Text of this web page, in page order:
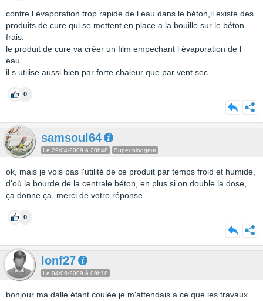
contre l évaporation trop rapide de l eau dans le béton,il existe des
produits de cure qui se mettent en place a la bouille sur le béton
frais.
le produit de cure va créer un film empechant l évaporation de l
eau.
il s utilise aussi bien par forte chaleur que par vent sec.
0
samsoul64
Le 29/04/2009 à 20h48 Super bloggeur
ok, mais je vois pas l'utilité de ce produit par temps froid et humide,
d'où la bourde de la centrale béton, en plus si on double la dose,
ça donne ça, merci de votre réponse.
0
lonf27
Le 04/06/2009 à 09h18
bonjour ma dalle étant coulée je m'attendais a ce que les travaux